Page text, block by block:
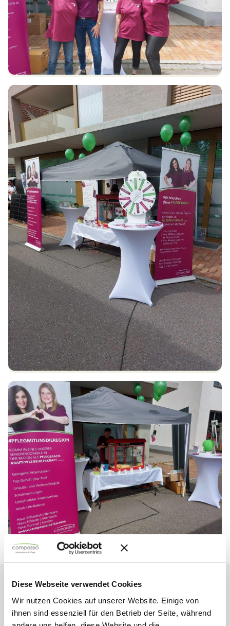
Diese Webseite verwendet Cookies
Wir nutzen Cookies auf unserer Website. Einige von
ihnen sind essenziell für den Betrieb der Seite, während
Mehr ausKarriere